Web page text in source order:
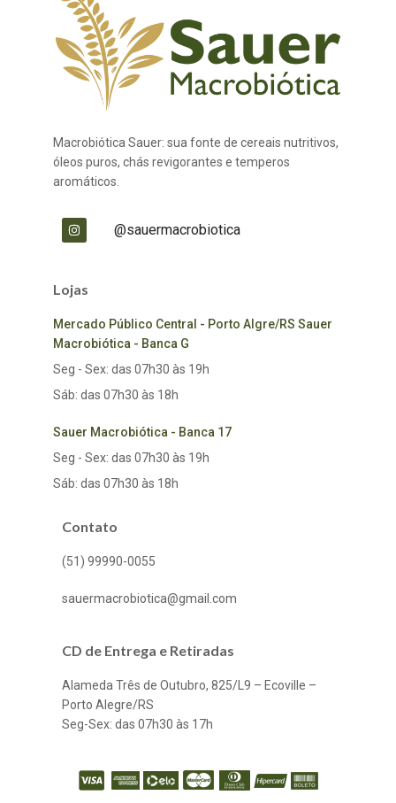
Macrobiótica Sauer: sua fonte de cereais nutritivos,
óleos puros, chás revigorantes e temperos
aromáticos.
@sauermacrobiotica
Lojas
Mercado Público Central - Porto Algre/RS Sauer
Macrobiótica - Banca G
Seg - Sex: das 07h30 às 19h
Sáb: das 07h30 às 18h
Sauer Macrobiótica - Banca 17
Seg - Sex: das 07h30 às 19h
Sáb: das 07h30 às 18h
Contato
(51) 99990-0055
sauermacrobiotica@gmail.com
CD de Entrega e Retiradas
Alameda Três de Outubro, 825/L9 – Ecoville –
Porto Alegre/RS
Seg-Sex: das 07h30 às 17h